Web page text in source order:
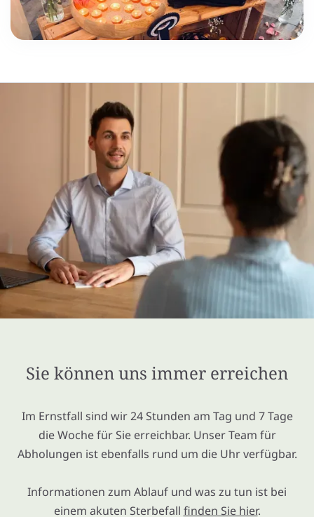
Sie können uns immer erreichen
Im Ernstfall sind wir 24 Stunden am Tag und 7 Tage
die Woche für Sie erreichbar. Unser Team für
Abholungen ist ebenfalls rund um die Uhr verfügbar.
Informationen zum Ablauf und was zu tun ist bei
einem akuten Sterbefall finden Sie hier.